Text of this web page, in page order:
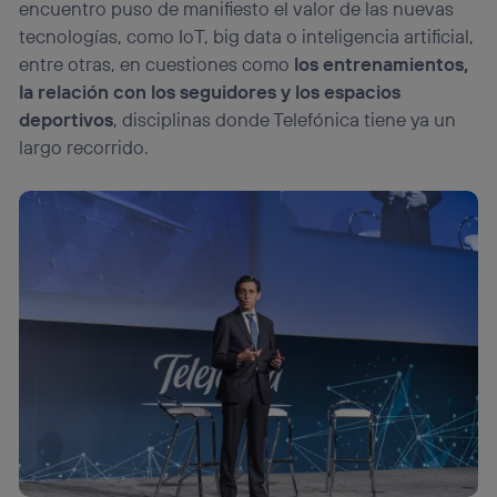
encuentro puso de manifiesto el valor de las nuevas
tecnologías, como IoT, big data o inteligencia artificial,
entre otras, en cuestiones como los entrenamientos,
la relación con los seguidores y los espacios
deportivos, disciplinas donde Telefónica tiene ya un
largo recorrido.
Si utilizas una
conexión de banda ancha
(p. ej., Wi-Fi),
el marketing o análisis se realizará en función de las
actividades de navegación de los miembros del hogar
que hayan dado su consentimiento.
Si utilizasdatos móviles, el marketing será más
personalizado, ya que se basará únicamente en la
Puedes gestionar los consentimientos Utiq seleccionando
“Administrar Utiq” en la parte inferior de esta página web o
portal de privacidad de Utiq
política de privacidad de Utiq